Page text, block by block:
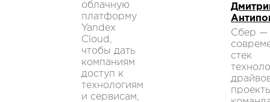
облачную
платформу
Yandex
Cloud,
чтобы дать
компаниям
доступ к
технологиям
и сервисам,
Сбер —
стек